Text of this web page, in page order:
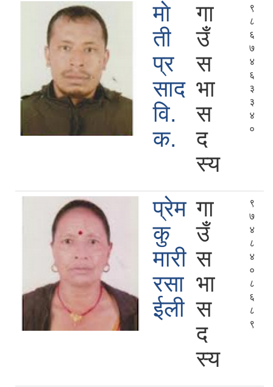
माे
ती
प्र
साद
वि.
क.
गा
उँ
स
भा
स
द
स्य
९
८
६
७
४
६
३
३
४
०
प्रेम
कु
मारी
रसा
ईली
गा
उँ
स
भा
स
द
स्य
९
७
४
८
४
०
८
६
८
९